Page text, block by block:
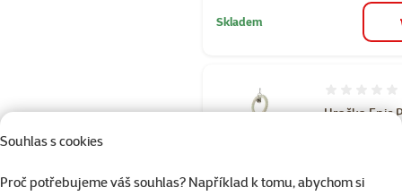
Souhlas s cookies
Proč potřebujeme váš souhlas? Například k tomu, abychom si
Skladem
Hračka Epic
dřívky 70cm